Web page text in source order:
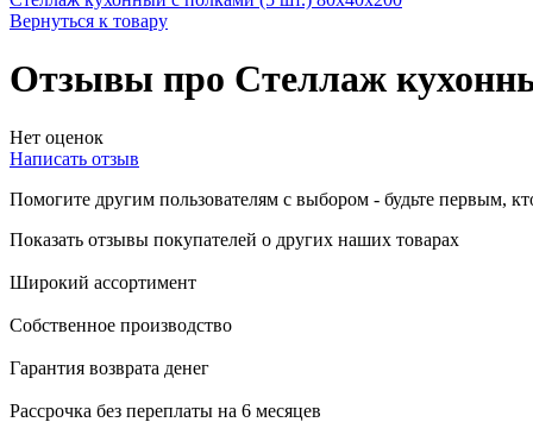
Вернуться к товару
Отзывы про Стеллаж
Нет оценок
Написать отзыв
Помогите другим пользователям с выбором - будьте первым,
Показать отзывы покупателей о других наших товарах
Широкий ассортимент
Собственное производство
Гарантия возврата денег
Рассрочка без переплаты на 6 месяцев